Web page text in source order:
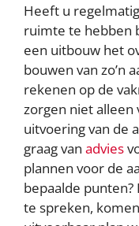
Heeft u
ruimte te hebben
een uitbouw het
bouwen van zo’n
rekenen op de
zorgen niet
uitvoering van de
graag van advies
plannen voor de
bepaalde
te spreken,